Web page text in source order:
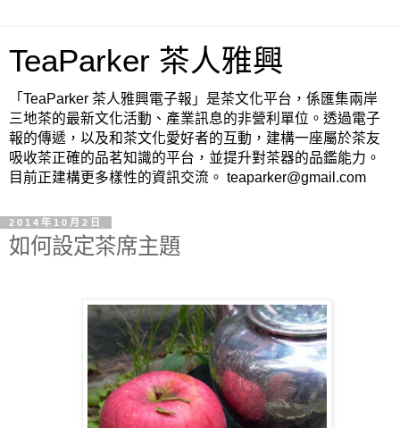
TeaParker 茶人雅興
「TeaParker 茶人雅興電子報」是茶文化平台，係匯集兩岸
三地茶的最新文化活動、產業訊息的非營利單位。透過電子
報的傳遞，以及和茶文化愛好者的互動，建構一座屬於茶友
吸收茶正確的品茗知識的平台，並提升對茶器的品鑑能力。
目前正建構更多樣性的資訊交流。 teaparker@gmail.com
2014年10月2日
如何設定茶席主題